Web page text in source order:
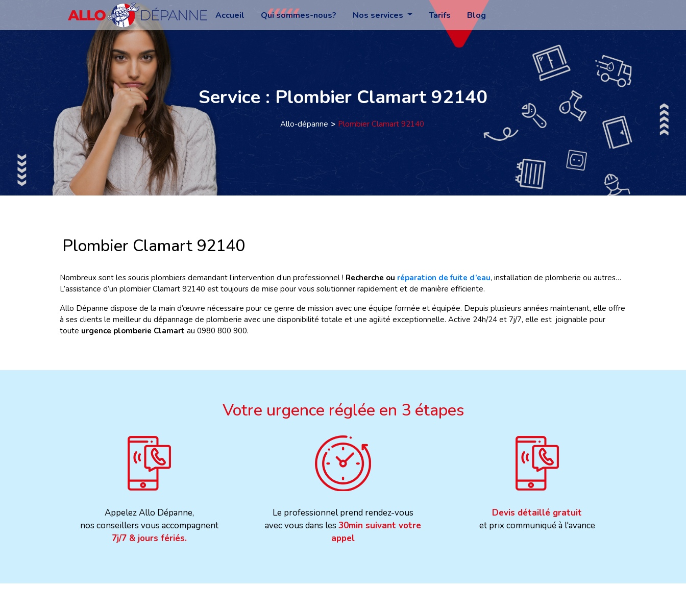
Accueil Qui sommes-nous? Nos services Tarifs Blog
Service : Plombier Clamart 92140
Allo-dépanne Plombier Clamart 92140
Plombier Clamart 92140
Nombreux sont les soucis plombiers demandant l’intervention d’un professionnel ! Recherche ou réparation de fuite d’eau, installation de plomberie ou autres…
L’assistance d’un plombier Clamart 92140 est toujours de mise pour vous solutionner rapidement et de manière efficiente.
Allo Dépanne dispose de la main d’œuvre nécessaire pour ce genre de mission avec une équipe formée et équipée. Depuis plusieurs années maintenant, elle offre
à ses clients le meilleur du dépannage de plomberie avec une disponibilité totale et une agilité exceptionnelle. Active 24h/24 et 7j/7, elle est joignable pour
toute urgence plomberie Clamart au 0980 800 900.
Votre urgence réglée en 3 étapes
Appelez Allo Dépanne,
nos conseillers vous accompagnent
7j/7 & jours fériés.
Le professionnel prend rendez-vous
avec vous dans les 30min suivant votre
appel
Devis détaillé gratuit
et prix communiqué à l'avance